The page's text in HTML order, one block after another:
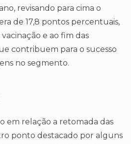
revisando para cima o
de 17,8 pontos percentuais,
e ao fim das
contribuem para o sucesso
no segmento.
em relação a retomada das
ponto destacado por alguns